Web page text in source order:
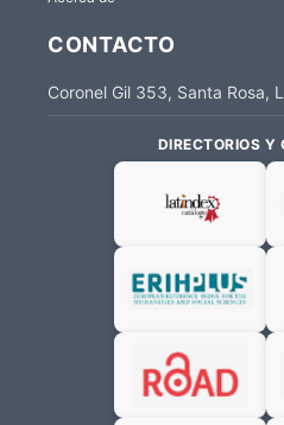
CONTACTO
Coronel Gil 353, Santa Rosa,
DIRECTORIOS Y